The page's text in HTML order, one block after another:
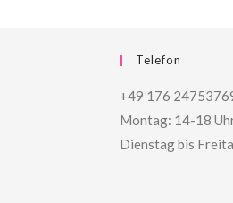
Telefon
+49 176
Montag: 14-18
Dienstag bis